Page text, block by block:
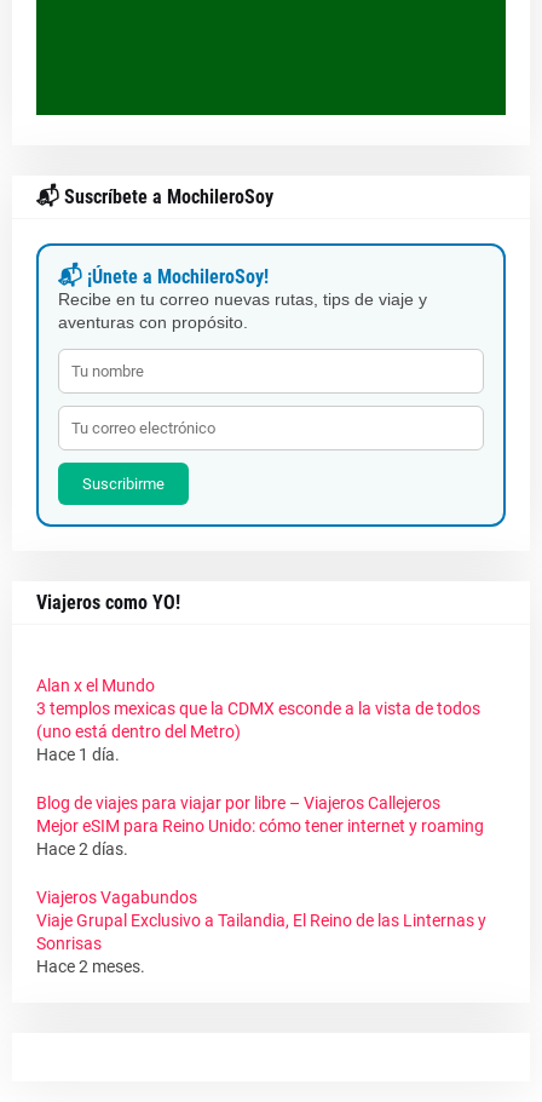
📬 Suscríbete a MochileroSoy
📬 ¡Únete a MochileroSoy!
Recibe en tu correo nuevas rutas, tips de viaje y
aventuras con propósito.
Suscribirme
Viajeros como YO!
Alan x el Mundo
3 templos mexicas que la CDMX esconde a la vista de todos
(uno está dentro del Metro)
Hace 1 día.
Blog de viajes para viajar por libre – Viajeros Callejeros
Mejor eSIM para Reino Unido: cómo tener internet y roaming
Hace 2 días.
Viajeros Vagabundos
Viaje Grupal Exclusivo a Tailandia, El Reino de las Linternas y
Sonrisas
Hace 2 meses.